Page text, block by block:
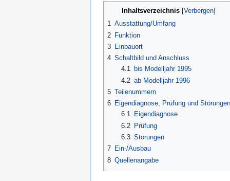
Inhaltsverzeichnis
1 Ausstattung/Umfang
2 Funktion
3 Einbauort
4 Schaltbild und Anschluss
4.1
bis Modelljahr 1995
4.2 ab Modelljahr 1996
5 Teilenummern
6 Eigendiagnose, Prüfung und Störungen
6.1
Eigendiagnose
6.2 Prüfung
6.3 Störungen
7 Ein-/Ausbau
8 Quellenangabe